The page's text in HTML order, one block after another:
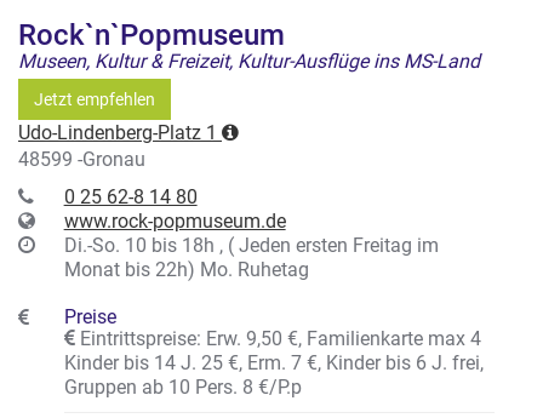
Rock`n`Popmuseum
Museen, Kultur & Freizeit, Kultur-Ausflüge ins MS-Land
Jetzt empfehlen
Udo-Lindenberg-Platz 1
48599 -Gronau
0 25 62-8 14 80
www.rock-popmuseum.de
Di.-So. 10 bis 18h , ( Jeden ersten Freitag im
Monat bis 22h) Mo. Ruhetag
Preise
Eintrittspreise: Erw. 9,50 €, Familienkarte max 4
Kinder bis 14 J. 25 €, Erm. 7 €, Kinder bis 6 J. frei,
Gruppen ab 10 Pers. 8 €/P.p